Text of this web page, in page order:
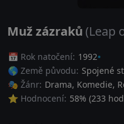
Muž zázraků (Leap
📅 Rok natočení: 1992
🌎 Země původu: Spojené
🎭 Žánr: Drama, Komedie,
⭐ Hodnocení: 58% (233